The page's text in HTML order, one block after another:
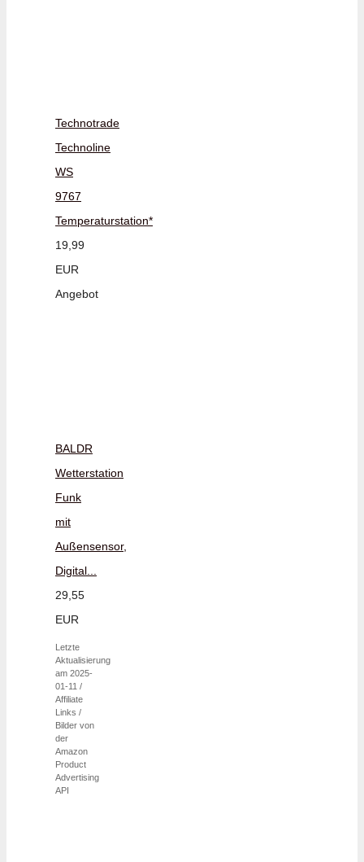
Technotrade
Technoline
WS
9767
Temperaturstation*
19,99
EUR
Angebot
BALDR
Wetterstation
Funk
mit
Außensensor,
Digital...
29,55
EUR
Letzte
Aktualisierung
am 2025-
01-11 /
Affiliate
Links /
Bilder von
der
Amazon
Product
Advertising
API